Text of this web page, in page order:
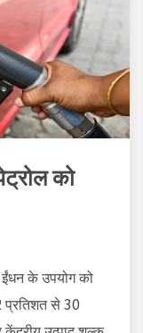
को
के उपयोग को
प्रतिशत से 30